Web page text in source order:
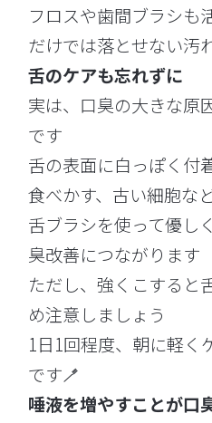
フロスや歯間ブラシも
だけでは落とせない汚
舌のケアも忘れずに
実は、口臭の大きな原
です
舌の表面に白っぽく付
食べかす、古い細胞な
舌ブラシを使って優し
臭改善につながります
ただし、強くこすると
め注意しましょう
1日1回程度、朝に軽く
です🪥
唾液を増やすことが口